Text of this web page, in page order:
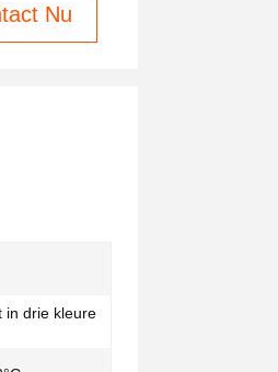
Nu
in drie kleure